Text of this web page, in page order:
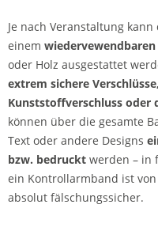
Je nach Veranstaltung
einem wiedervewendbaren
oder Holz ausgestattet
extrem sichere Verschlüsse,
Kunststoffverschluss oder
können über die gesamte
Text oder andere Designs
bzw. bedruckt werden – in
ein Kontrollarmband ist
absolut fälschungssicher.